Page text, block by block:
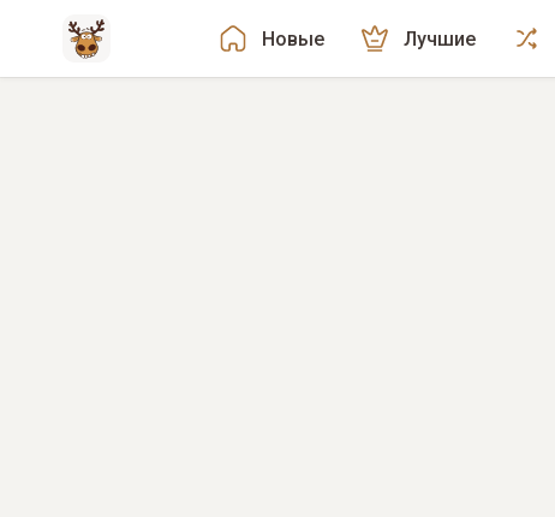
Новые Лучшие